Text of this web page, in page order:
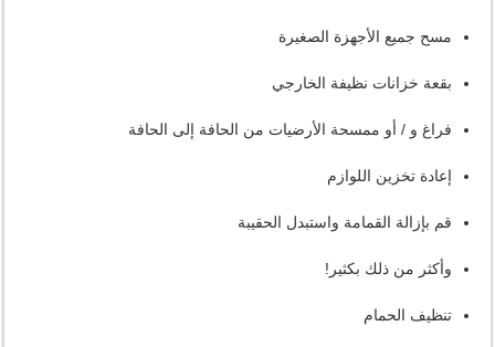
مسح جميع الأجهزة الصغيرة
بقعة خزانات نظيفة الخارجي
فراغ و / أو ممسحة الأرضيات من الحافة إلى الحافة
إعادة تخزين اللوازم
قم بإزالة القمامة واستبدل الحقيبة
وأكثر من ذلك بكثير!
تنظيف الحمام